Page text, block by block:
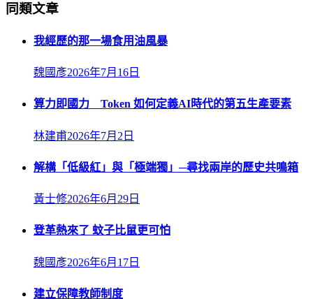
同類文章
我經歷的那一場食用油風暴
魏國彥2026年7月16日
算力即國力 Token 如何定義AI時代的第五生產要素
林建甫2026年7月2日
解構「低級紅」與「極端獨」─尋找兩岸的歷史共鳴箱
黃士修2026年6月29日
登革熱來了 蚊子比鼠更可怕
魏國彥2026年6月17日
建立保障教師制度